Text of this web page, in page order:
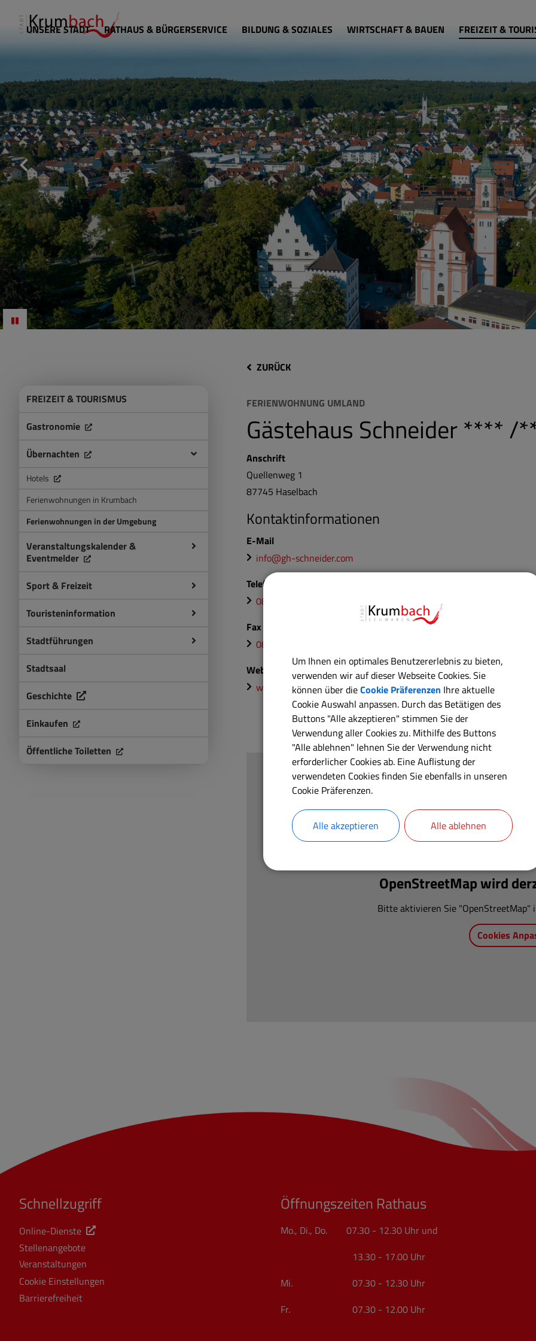
UNSERE STADT RATHAUS & BÜRGERSERVICE BILDUNG & SOZIALES WIRTSCHAFT & BAUEN FREIZEIT &
FREIZEIT & TOURISMUS
Gastronomie
Übernachten
Hotels
Ferienwohnungen in Krumbach
Ferienwohnungen in der Umgebung
Veranstaltungskalender &
Eventmelder
Sport & Freizeit
Touristeninformation
Stadtführungen
Stadtsaal
Geschichte
Einkaufen
Öffentliche Toiletten
ZURÜCK
FERIENWOHNUNG UMLAND
Gästehaus Schneider **** /
Anschrift
Quellenweg 1
87745 Haselbach
Kontaktinformationen
E-Mail
info@gh-schneider.com
Telefon
08266 - 869494 und 0162 4688861
Fax
08266 - 8693961
Website
www.gh-schneider.com/
OpenStreetMap wird
Bitte aktivieren Sie "OpenStreetMap"
Cookies
Schnellzugriff
Online-Dienste
Stellenangebote
Veranstaltungen
Cookie Einstellungen
Barrierefreiheit
Öffnungszeiten Rathaus
Mo., Di., Do. 07.30 - 12.30 Uhr und
13.30 - 17.00 Uhr
Mi. 07.30 - 12.30 Uhr
Fr. 07.30 - 12.00 Uhr
Um Ihnen ein optimales Benutzererlebnis zu bieten,
verwenden wir auf dieser Webseite Cookies. Sie
können über dieCookie Präferenzen Ihre aktuelle
Cookie Auswahl anpassen. Durch das Betätigen des
Buttons "Alle akzeptieren" stimmen Sie der
Verwendung aller Cookies zu. Mithilfe des Buttons
"Alle ablehnen" lehnen Sie der Verwendung nicht
erforderlicher Cookies ab. Eine Auflistung der
verwendeten Cookies finden Sie ebenfalls in unseren
Cookie Präferenzen.
Alle akzeptieren Alle ablehnen